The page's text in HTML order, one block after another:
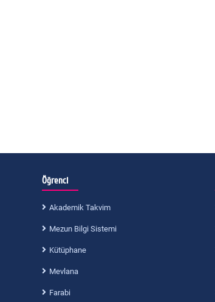
Öğrenci
Akademik Takvim
Mezun Bilgi Sistemi
Kütüphane
Mevlana
Farabi